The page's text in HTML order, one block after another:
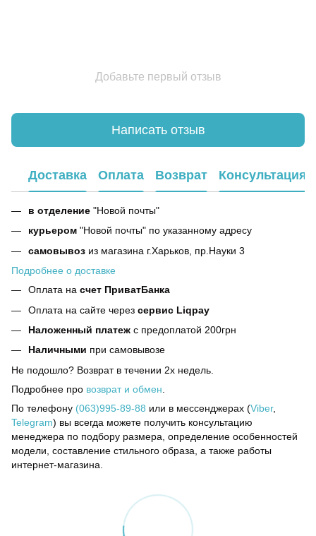
Добавьте первый отзыв
Написать отзыв
Доставка Оплата Возврат Консультация
в отделение "Новой почты"
курьером "Новой почты" по указанному адресу
самовывоз из магазина г.Харьков, пр.Науки 3
Подробнее о доставке
Оплата на счет ПриватБанка
Оплата на сайте через сервис Liqpay
Наложенный платеж с предоплатой 200грн
Наличными при самовывозе
Не подошло? Возврат в течении 2х недель.
Подробнее про возврат и обмен
По телефону (063)995-89-88 или в мессенджерах (Viber,
Telegram) вы всегда можете получить консультацию
менеджера по подбору размера, определение особенностей
модели, составление стильного образа, а также работы
интернет-магазина.